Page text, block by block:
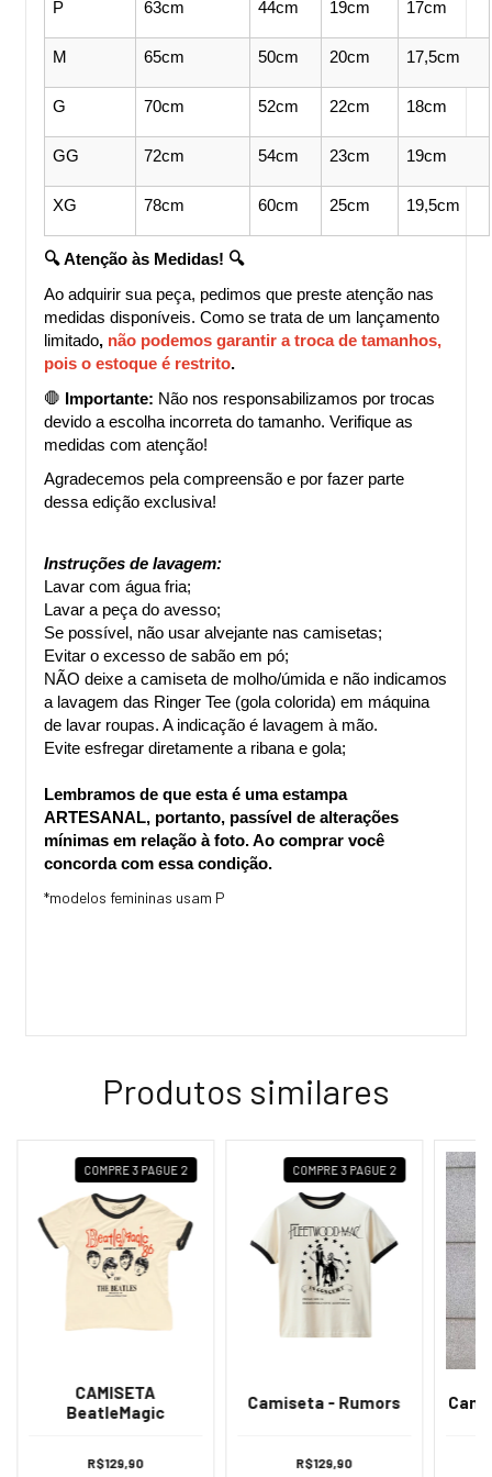
P 63cm 44cm 19cm 17cm
M 65cm 50cm 20cm 17,5cm
G 70cm 52cm 22cm 18cm
GG 72cm 54cm 23cm 19cm
XG 78cm 60cm 25cm 19,5cm
🔍 Atenção às Medidas! 🔍
Ao adquirir sua peça, pedimos que preste atenção nas
medidas disponíveis. Como se trata de um lançamento
limitado, não podemos garantir a troca de tamanhos,
pois o estoque é restrito.
🛑 Importante: Não nos responsabilizamos por trocas
devido a escolha incorreta do tamanho. Verifique as
medidas com atenção!
Agradecemos pela compreensão e por fazer parte
dessa edição exclusiva!
Instruções de lavagem:
Lavar com água fria;
Lavar a peça do avesso;
Se possível, não usar alvejante nas camisetas;
Evitar o excesso de sabão em pó;
NÃO deixe a camiseta de molho/úmida e não indicamos
a lavagem das Ringer Tee (gola colorida) em máquina
de lavar roupas. A indicação é lavagem à mão.
Evite esfregar diretamente a ribana e gola;
Lembramos de que esta é uma estampa
ARTESANAL, portanto, passível de alterações
mínimas em relação à foto. Ao comprar você
concorda com essa condição.
*modelos femininas usam P
Produtos similares
COMPRE 3 PAGUE 2
CAMISETA
BeatleMagic
R$129,90
COMPRE 3 PAGUE 2
Camiseta - Rumors
R$129,90